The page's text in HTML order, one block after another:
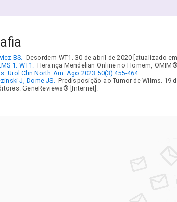
BS. Desordem WT1. 30 de abril de 2020 [atualizado
1. WT1. Herança Mendelian Online no Homem,
Urol Clin North Am. Ago 2023.50(3):455-464.
J, Dome JS. Predisposição ao Tumor de Wilms. 19
GeneReviews® [Internet].